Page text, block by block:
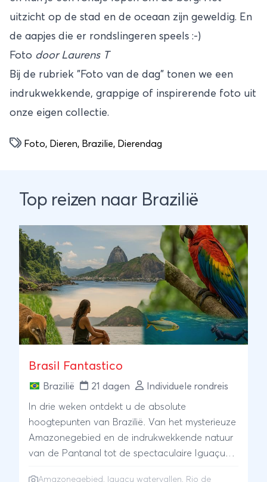
uitzicht op de stad en de oceaan zijn geweldig. En
de aapjes die er rondslingeren speels :-)
Foto door Laurens T
Bij de rubriek "Foto van de dag" tonen we een
indrukwekkende, grappige of inspirerende foto uit
onze eigen collectie.
Foto, Dieren, Brazilie, Dierendag
Top reizen naar Brazilië
Brasil Fantastico
Brazilië 21 dagen Individuele rondreis
In drie weken ontdekt u de absolute
hoogtepunten van Brazilië. Van het mysterieuze
Amazonegebied en de indrukwekkende natuur
van de Pantanal tot de spectaculaire Iguaçu-
Amazonegebied , Iguaçu watervallen, Rio de